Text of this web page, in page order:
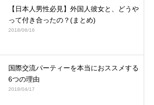
【日本人男性必見】外国人彼女と、どうや
って付き合ったの？(まとめ)
2018/06/16
国際交流パーティーを本当におススメする
6つの理由
2018/04/17